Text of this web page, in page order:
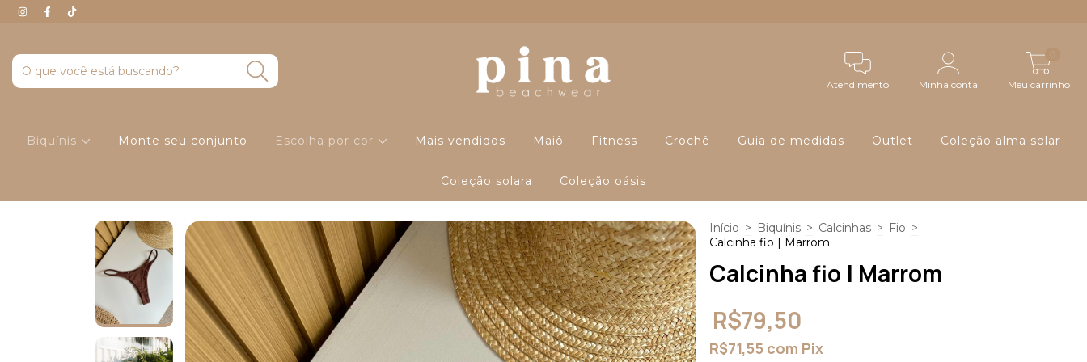
Atendimento Minha conta Meu carrinho
Biquínis Monte seu conjunto Escolha por cor Mais vendidos Maiô Fitness Crochê Guia de medidas Outlet Coleção alma solar
Coleção solara Coleção oásis
Início > Biquínis > Calcinhas > Fio >
Calcinha fio | Marrom
Calcinha fio | Marrom
R$79,50
R$71,55 com Pix